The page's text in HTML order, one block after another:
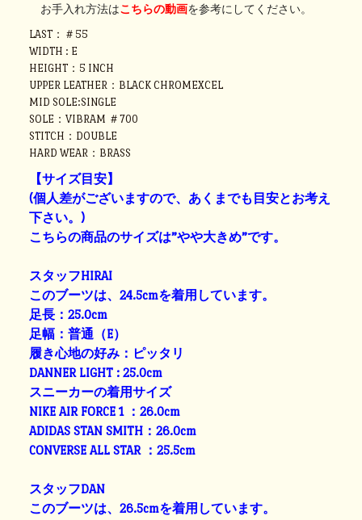
お手入れ方法はこちらの動画を参考にしてください。
LAST：＃55
WIDTH : E
HEIGHT：5 INCH
UPPER LEATHER：BLACK CHROMEXCEL
MID SOLE:SINGLE
SOLE：VIBRAM ＃700
STITCH：DOUBLE
HARD WEAR：BRASS
【サイズ目安】
(個人差がございますので、あくまでも目安とお考え
下さい。)
こちらの商品のサイズは”やや大きめ”です。
スタッフHIRAI
このブーツは、24.5cmを着用しています。
足長：25.0cm
足幅：普通（E）
履き心地の好み：ピッタリ
DANNER LIGHT : 25.0cm
スニーカーの着用サイズ
NIKE AIR FORCE 1 ：26.0cm
ADIDAS STAN SMITH：26.0cm
CONVERSE ALL STAR ：25.5cm
スタッフDAN
このブーツは、26.5cmを着用しています。